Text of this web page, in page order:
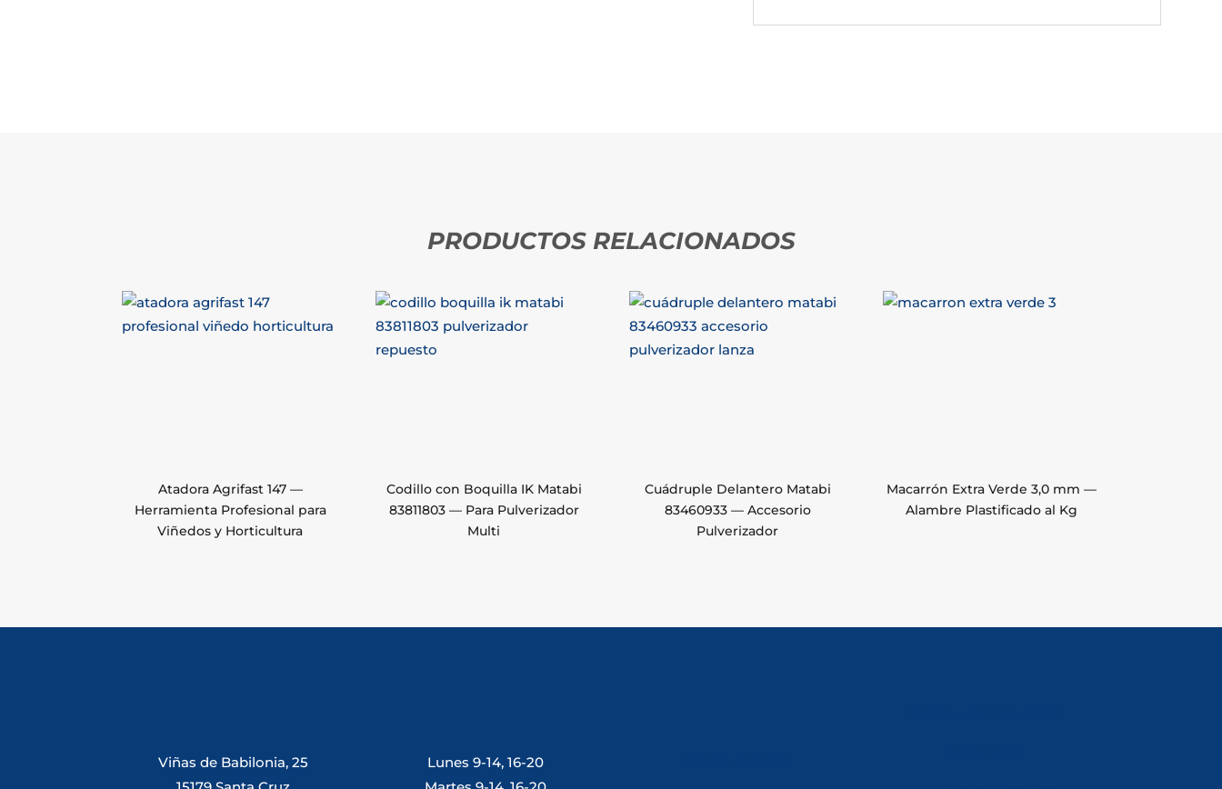
PRODUCTOS RELACIONADOS
Atadora Agrifast 147 —
Herramienta Profesional para
Viñedos y Horticultura
Codillo con Boquilla IK Matabi
83811803 — Para Pulverizador
Multi
Cuádruple Delantero Matabi
83460933 — Accesorio
Pulverizador
Macarrón Extra Verde 3,0 mm —
Alambre Plastificado al Kg
Viñas de Babilonia, 25
Lunes 9-14, 16-20